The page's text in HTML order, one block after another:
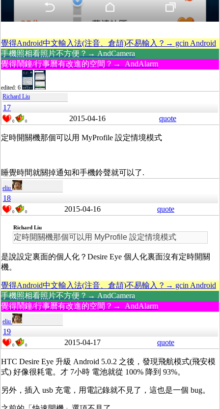
覺得Android中文輸入法(注音、倉頡)不易輸入？→ gcin Android
手機照相看照片不方便？→ AndCamera
覺得鬧鐘/行事曆有改進的空間？→ AndAlarm
edited: 6
Richard Liu
17
0 0 2015-04-16 quote
定時開關機那個可以用 MyProfile 設定情境模式
睡覺時間就關掉通知和手機鈴聲就可以了.
eliu
18
0 0 2015-04-16 quote
Richard Liu
定時開關機那個可以用 MyProfile 設定情境模式
是說設定裏面的個人化？Desire Eye 個人化裏面沒有定時開關
機。
覺得Android中文輸入法(注音、倉頡)不易輸入？→ gcin Android
手機照相看照片不方便？→ AndCamera
覺得鬧鐘/行事曆有改進的空間？→ AndAlarm
eliu
19
0 0 2015-04-17 quote
HTC Desire Eye 升級 Android 5.0.2 之後，發現飛航模式(飛安模
式) 好像很耗電。才 7小時 電池就從 100% 降到 93%。
另外，插入 usb 充電，用電記錄就不見了，這也是一個 bug。